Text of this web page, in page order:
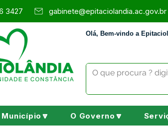
3427 gabinete@epitaciolandia.ac.gov.br
Olá, Bem-vindo a
Município🔽 O Governo🔽